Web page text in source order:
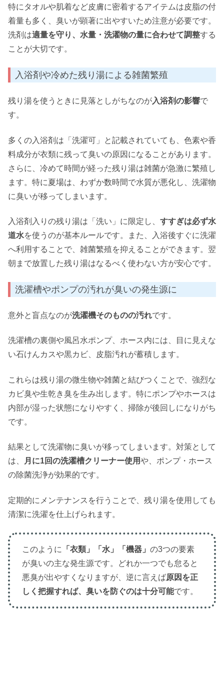
特にタオルや肌着など皮膚に密着するアイテムは皮脂の付
着量も多く、臭いが顕著に出やすいため注意が必要です。
洗剤は適量を守り、水量・洗濯物の量に合わせて調整する
ことが大切です。
入浴剤や冷めた残り湯による雑菌繁殖
残り湯を使うときに見落としがちなのが入浴剤の影響で
す。
多くの入浴剤は「洗濯可」と記載されていても、色素や香
料成分が衣類に残って臭いの原因になることがあります。
さらに、冷めて時間が経った残り湯は雑菌が急激に繁殖し
ます。特に夏場は、わずか数時間で水質が悪化し、洗濯物
に臭いが移ってしまいます。
入浴剤入りの残り湯は「洗い」に限定し、 すすぎは必ず水
道水を使うのが基本ルールです。また、入浴後すぐに洗濯
へ利用することで、雑菌繁殖を抑えることができます。翌
朝まで放置した残り湯はなるべく使わない方が安心です。
洗濯槽やポンプの汚れが臭いの発生源に
意外と盲点なのが洗濯機そのものの汚れです。
洗濯槽の裏側や風呂水ポンプ、ホース内には、目に見えな
い石けんカスや黒カビ、皮脂汚れが蓄積します。
これらは残り湯の微生物や雑菌と結びつくことで、強烈な
カビ臭や生乾き臭を生み出します。特にポンプやホースは
内部が湿った状態になりやすく、掃除が後回しになりがち
です。
結果として洗濯物に臭いが移ってしまいます。対策として
は、
月に1回の洗濯槽クリーナー使用や、ポンプ・ホース
の除菌洗浄が効果的です。
定期的にメンテナンスを行うことで、残り湯を使用しても
清潔に洗濯を仕上げられます。
このように 「衣類」「水」「機器」 の3つの要素
が臭いの主な発生源です。どれか一つでも怠ると
悪臭が出やすくなりますが、逆に言えば原因を正
しく把握すれば、臭いを防ぐのは十分可能です。